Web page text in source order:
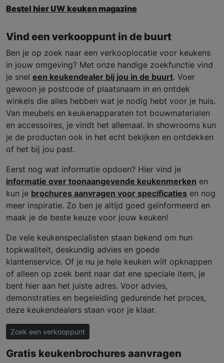
Bestel hier UW keuken magazine
Vind een verkooppunt in de buurt
Ben je op zoek naar een verkooplocatie voor keukens
in jouw omgeving? Met onze handige zoekfunctie vind
je snel een keukendealer bij jou in de buurt. Voer
gewoon je postcode of plaatsnaam in en ontdek
winkels die alles hebben wat je nodig hebt voor je huis.
Van meubels en keukenapparaten tot bouwmaterialen
en accessoires, je vindt het allemaal. In showrooms kun
je de producten ook in het echt bekijken en ontdekken
of het bij jou past.
Eerst nog wat informatie opdoen? Hier vind je
informatie over toonaangevende keukenmerken en
kun je brochures aanvragen voor specificaties en nog
meer inspiratie. Zo ben je altijd goed geïnformeerd en
maak je de beste keuze voor jouw keuken!
De vele keukenspecialisten staan bekend om hun
topkwaliteit, deskundig advies en goede
klantenservice. Of je nu je hele keuken wilt opknappen
of alleen op zoek bent naar dat ene speciale item, je
bent hier aan het juiste adres. Voor advies,
demonstraties en begeleiding gedurende het proces,
deze keukendealers staan voor je klaar.
Zoek een verkooppunt
Gratis keukenbrochures aanvragen